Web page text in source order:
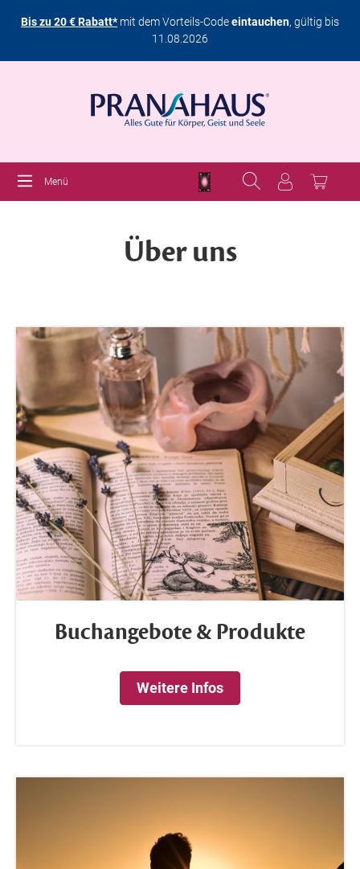
Bis zu 20 € Rabatt*mit dem Vorteils-Codeeintauchen, gültig bis
11.08.2026
Menü
Über uns
Buchangebote & Produkte
Weitere Infos